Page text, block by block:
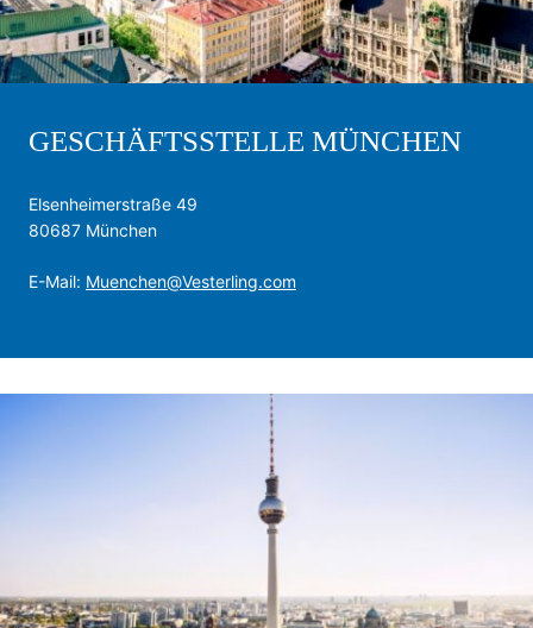
GESCHÄFTSSTELLE MÜNCHEN
Elsenheimerstraße 49
80687 München
E-Mail: Muenchen@Vesterling.com